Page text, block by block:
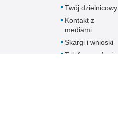
Twój dzielnicowy
Kontakt z
mediami
Skargi i wnioski
Telefon zaufania